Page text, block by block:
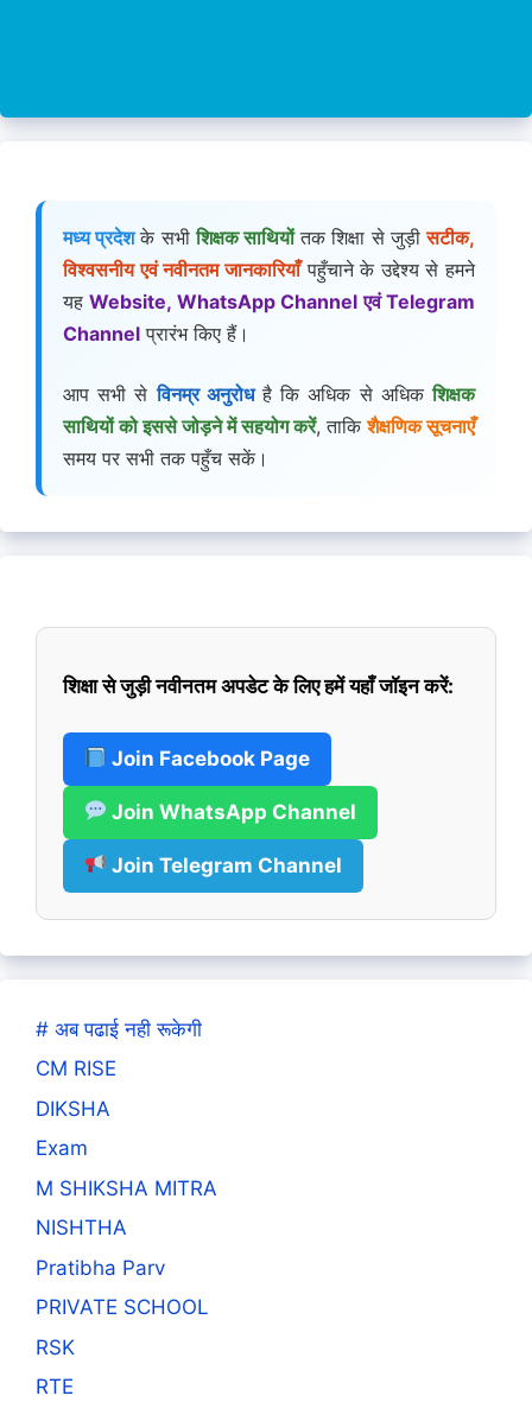
मध्य प्रदेशके सभीशिक्षक साथियोंतक शिक्षा से जुड़ीसटीक,
विश्वसनीय एवं नवीनतम जानकारियाँपहुँचाने के उद्देश्य से हमने
यहWebsite, WhatsApp Channel एवं Telegram
Channel प्रारंभ किए हैं।
आप सभी सेविनम्र अनुरोधहै कि अधिक से अधिकशिक्षक
साथियों को इससे जोड़ने में सहयोग करें, ताकिशैक्षणिक सूचनाएँ
समय पर सभी तक पहुँच सकें।
शिक्षा से जुड़ी नवीनतम अपडेट के लिए हमें यहाँ जॉइन करें:
Join Facebook Page
Join WhatsApp Channel
Join Telegram Channel
# अब पढाई नही रूकेगी
CM RISE
DIKSHA
Exam
M SHIKSHA MITRA
NISHTHA
Pratibha Parv
PRIVATE SCHOOL
RSK
RTE